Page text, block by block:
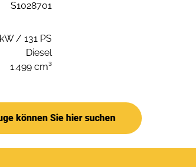
S1028701
/ 131 PS
Diesel
1.499 cm³
können Sie hier suchen